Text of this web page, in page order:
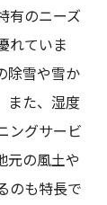
用者の
有のニーズ
れていま
除雪や雪か
また、湿度
ングサービ
元の風土や
のも特長で